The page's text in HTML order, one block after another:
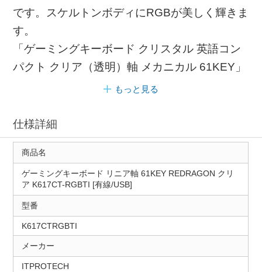
です。スケルトンボディにRGBが美しく輝きま
す。
「ゲーミングキーボード クリスタル 英語コン
パクト クリア（透明）軸 メカニカル 61KEY」
もっと見る
仕様詳細
商品名
ゲーミングキーボード リニア軸 61KEY REDRAGON クリ
ア K617CT-RGBTI [有線/USB]
型番
K617CTRGBTI
メーカー
ITPROTECH